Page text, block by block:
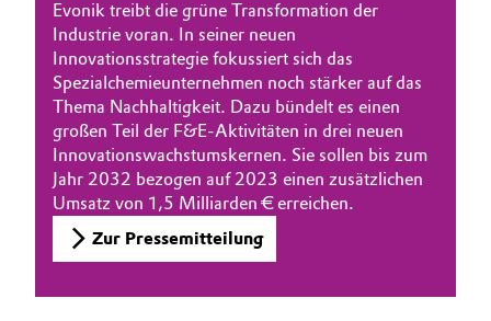
Chemical Industry
Circular Economy
Coatings, Paints & Printing
Composites
Consumer Goods & Lifestyle
Struktur
Business Lines
Weltweite Standorte
ESHQ
Einkauf
Governance & Compliance
Evonik treibt die grüne Transformation der
Industrie voran. In seiner neuen
Innovationsstrategie fokussiert sich das
Spezialchemieunternehmen noch stärker auf das
Thema Nachhaltigkeit. Dazu bündelt es einen
großen Teil der F&E-Aktivitäten in drei neuen
Innovationswachstumskernen. Sie sollen bis zum
Jahr 2032 bezogen auf 2023 einen zusätzlichen
Umsatz von 1,5 Milliarden € erreichen.
Zur Pressemitteilung